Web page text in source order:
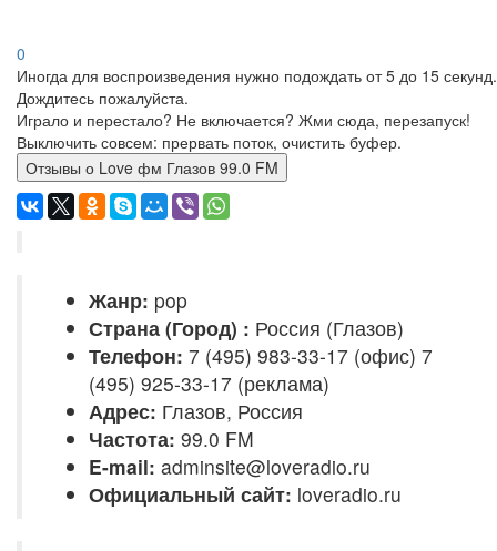
0
Иногда для воспроизведения нужно подождать от 5 до 15 секунд.
Дождитесь пожалуйста.
Играло и перестало? Не включается? Жми сюда, перезапуск!
Выключить совсем: прервать поток, очистить буфер.
Отзывы о Love фм Глазов 99.0 FM
Жанр: pop
Страна (Город) : Россия (Глазов)
Телефон: 7 (495) 983-33-17 (офис) 7
(495) 925-33-17 (реклама)
Адрес: Глазов, Россия
Частота: 99.0 FM
E-mail: adminsite@loveradio.ru
Официальный сайт: loveradio.ru